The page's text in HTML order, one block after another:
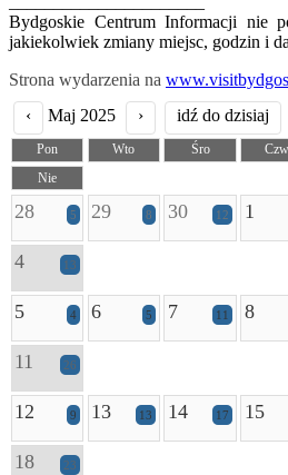
Bydgoskie Centrum Informacji nie
jakiekolwiek zmiany miejsc, godzin i
Strona wydarzenia na
‹
Maj 2025 › idź do dzisiaj
Pon Wto Śro Czw
Nie
28 5 29 8 30 12 1
4 13
5 4 6 5 7 11 8
11 26
12 9 13 13 14 17 15
18 23